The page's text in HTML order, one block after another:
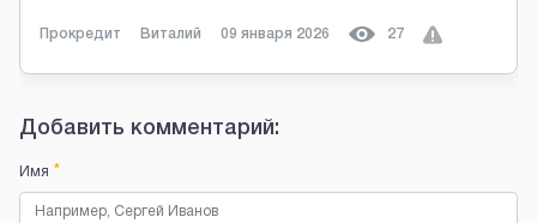
Прокредит Виталий 09 января 2026 27
Добавить комментарий:
Имя *